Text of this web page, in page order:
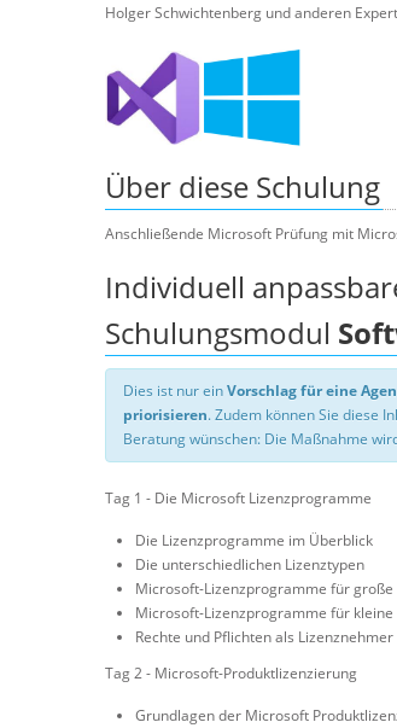
Holger Schwichtenberg und anderen
Über diese Schulung
Anschließende Microsoft Prüfung mit
Individuell
Schulungsmodul
Dies ist nur einVorschlag für eine
priorisieren. Zudem können Sie diese
Beratung wünschen: Die Maßnahme
Tag 1 - Die Microsoft Lizenzprogramme
Die Lizenzprogramme im Überblick
Die unterschiedlichen Lizenztypen
Microsoft-Lizenzprogramme für
Microsoft-Lizenzprogramme für
Rechte und Pflichten als Lizenznehmer
Tag 2 - Microsoft-Produktlizenzierung
Grundlagen der Microsoft